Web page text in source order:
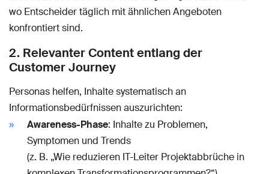
wo Entscheider täglich mit ähnlichen Angeboten
konfrontiert sind.
2. Relevanter Content entlang der
Customer Journey
Personas helfen, Inhalte systematisch an
Informationsbedürfnissen auszurichten:
Awareness-Phase: Inhalte zu Problemen,
Symptomen und Trends
(z. B. „Wie reduzieren IT-Leiter Projektabbrüche in